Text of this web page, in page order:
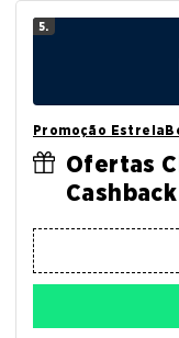
5.
Promoção
Ofertas